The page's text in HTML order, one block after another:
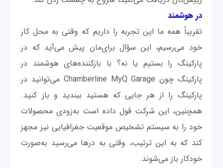
در هوشمند
تقریباً همه ما این تجربه را داریم که وقتی به محل کار
خود می‌رسیم، این سؤال برای‌مان پیش می‌آید که در
پارکینگ را بستیم یا نه؟ با بازکننده‌های هوشمند در
پارکینگ چون Chamberline MyQ Garage می‌توانید در
پارکینگ را از هر جایی که هستید ببندید و باز کنید.
همچنین، این شرکت قول داده است به‌زودی محصولات
خود را به سیستم تشخیص موقعیت جغرافیایی نیز مجهز
‌کند که به این ترتیب، وقتی به درها می‌رسید به‌صورت
خودکار باز می‌شوند.